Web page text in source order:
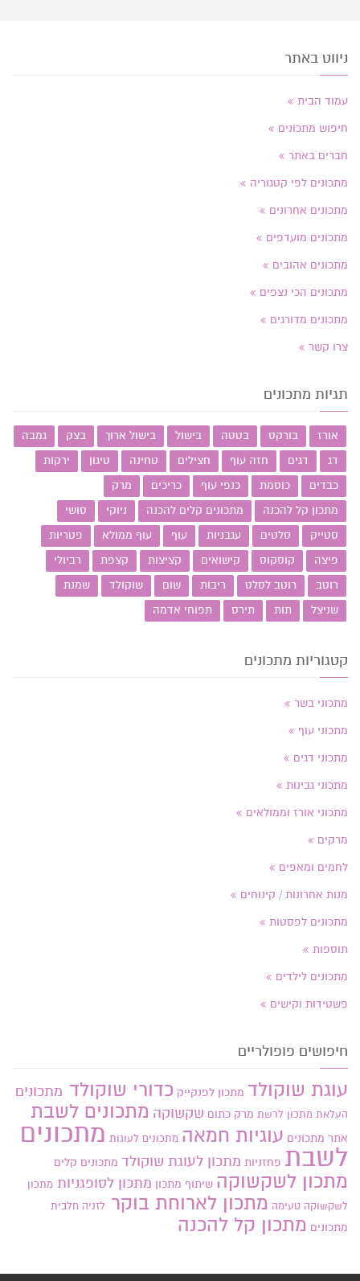
ניווט באתר
עמוד הבית
חיפוש מתכונים
חברים באתר
מתכונים לפי קטגוריה
מתכונים אחרונים
מתכונים מועדפים
מתכונים אהובים
מתכונים הכי נצפים
מתכונים מדורגים
צרו קשר
תגיות מתכונים
אורז בורקס בטטה בישול בישול ארוך בצק
גמבה
דג
דגים חזה עוף חצילים טחינה טיגון
ירקות
כבדים
כוסמת כנפי עוף כריכים
מרק
מתכון קל להכנה
מתכונים קלים להכנה ניוקי
סושי
סטייק
סלטים עגבניות עוף עוף ממולא
פטריות
פיצה
קוסקוס קישואים קציצות קצפת
רביולי
רוטב
רוטב לסלט ריבות שום שוקולד
שמנת
שניצל
תות תירס תפוחי אדמה
קטגוריות מתכונים
מתכוני בשר
מתכוני עוף
מתכוני דגים
מתכוני גבינות
מתכוני אורז וממולאים
מרקים
לחמים ומאפים
מנות אחרונות / קינוחים
מתכונים לפסטות
תוספות
מתכונים לילדים
פשטידות וקישים
חיפושים פופולריים
עוגת שוקולד מתכון לפנקייק כדורי שוקולד מתכונים
העלאת מתכון לרשת מרק כתום שקשוקה מתכונים לשבת
אתר מתכונים עוגיות חמאה מתכונים לעוגות מתכונים
לשבת פחזניות מתכון לעוגת שוקולד מתכונים קלים
מתכון לשקשוקה שיתוף מתכון מתכון לסופגניות מתכון
לשקשוקה טעימה מתכון לארוחת בוקר לזניה חלבית
מתכונים מתכון קל להכנה